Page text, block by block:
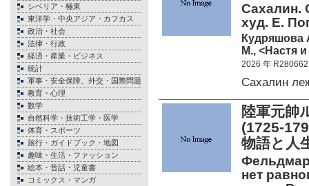
シベリア・極東
東洋学・中央アジア・カフカス
政治・社会
法律・行政
経済・産業・ビジネス
統計
軍事・安全保障、外交・国際問題
教育・心理
数学
自然科学・技術工学・医学
体育・スポーツ
旅行・ガイドブック・地図
趣味・生活・ファッション
絵本・昔話・児童書
コミックス・マンガ
Сахалин.
худ. Е.
Кудряшова
М., <Настя
2026 年 R280662
Сахалин
陸軍元帥
(1725-
物語と人
нет